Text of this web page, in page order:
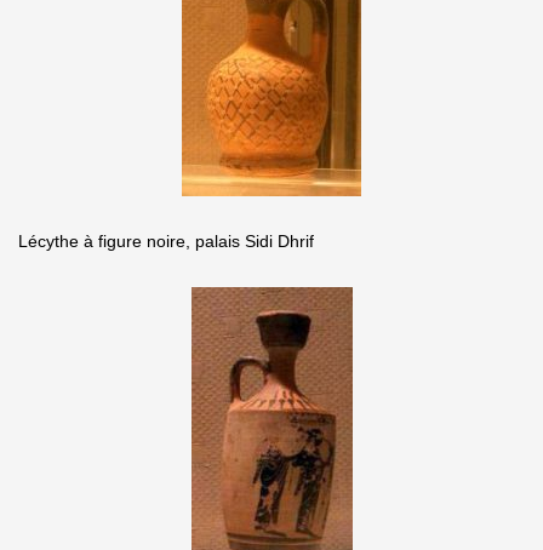
Lécythe à figure noire, palais Sidi Dhrif